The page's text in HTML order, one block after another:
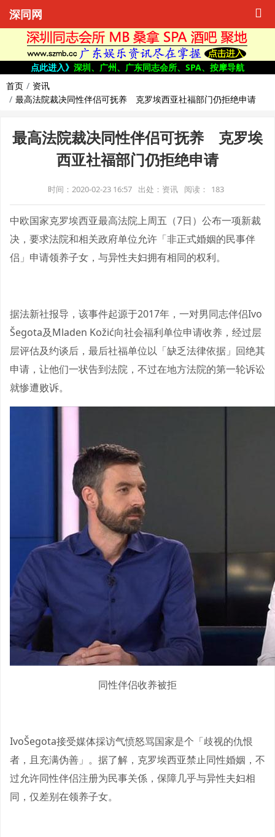
深同网
点此进入》 深圳、广州、广东同志会所、SPA、按摩导航
首页
资讯
最高法院裁决同性伴侣可抚养 克罗埃西亚社福部门仍拒绝申请
最高法院裁决同性伴侣可抚养 克罗埃
西亚社福部门仍拒绝申请
时间：2020-02-23 16:57 出处：资讯 阅读： 183
中欧国家克罗埃西亚最高法院上周五（7日）公布一项新裁
决，要求法院和相关政府单位允许「非正式婚姻的民事伴
侣」申请领养子女，与异性夫妇拥有相同的权利。
据法新社报导，该事件起源于2017年，一对男同志伴侣Ivo
Šegota及Mladen Kožić向社会福利单位申请收养，经过层
层评估及约谈后，最后社福单位以「缺乏法律依据」回绝其
申请，让他们一状告到法院，不过在地方法院的第一轮诉讼
就惨遭败诉。
同性伴侣收养被拒
IvoŠegota接受媒体採访气愤怒骂国家是个「歧视的仇恨
者，且充满伪善」。据了解，克罗埃西亚禁止同性婚姻，不
过允许同性伴侣注册为民事关係，保障几乎与异性夫妇相
同，仅差别在领养子女。